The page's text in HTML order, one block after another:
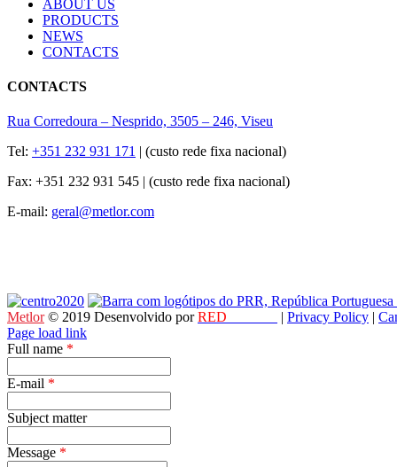
ABOUT US
PRODUCTS
NEWS
CONTACTS
CONTACTS
Rua Corredoura – Nesprido, 3505 – 246, Viseu
Tel: +351 232 931 171 | (custo rede fixa nacional)
Fax: +351 232 931 545 | (custo rede fixa nacional)
E-mail: geral@metlor.com
Metlor© 2019 Desenvolvido porRED | Privacy Policy |
Page load link
Full name *
E-mail *
Subject matter
Message *